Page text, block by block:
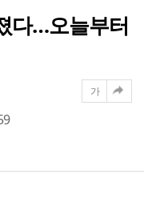
다…오늘부터
가